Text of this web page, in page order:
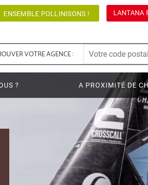
ENSEMBLE POLLINISONS ! LANTANA
VOTRE AGENCE :
? A PROXIMITÉ DE
VABRE 2019
DANS LA